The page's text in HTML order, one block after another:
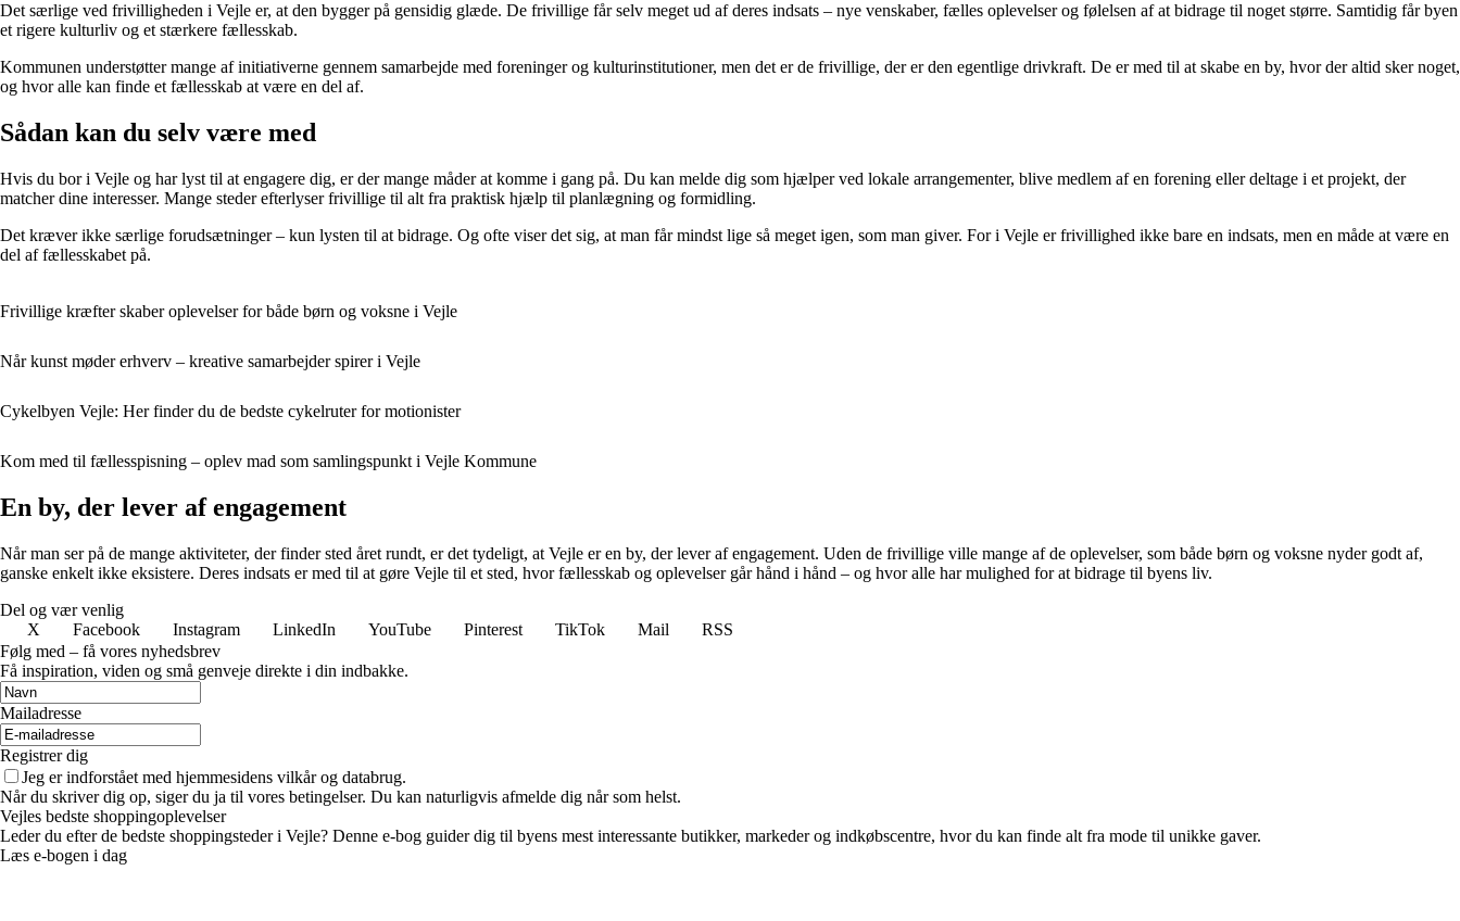
Det særlige ved frivilligheden i Vejle er, at den bygger på gensidig glæde. De frivillige får selv meget ud af deres indsats – nye venskaber, fælles oplevelser og følelsen af at bidrage til noget større. Samtidig får byen
et rigere kulturliv og et stærkere fællesskab.
Kommunen understøtter mange af initiativerne gennem samarbejde med foreninger og kulturinstitutioner, men det er de frivillige, der er den egentlige drivkraft. De er med til at skabe en by, hvor der altid sker noget,
og hvor alle kan finde et fællesskab at være en del af.
Sådan kan du selv være med
Hvis du bor i Vejle og har lyst til at engagere dig, er der mange måder at komme i gang på. Du kan melde dig som hjælper ved lokale arrangementer, blive medlem af en forening eller deltage i et projekt, der
matcher dine interesser. Mange steder efterlyser frivillige til alt fra praktisk hjælp til planlægning og formidling.
Det kræver ikke særlige forudsætninger – kun lysten til at bidrage. Og ofte viser det sig, at man får mindst lige så meget igen, som man giver. For i Vejle er frivillighed ikke bare en indsats, men en måde at være en
del af fællesskabet på.
Frivillige kræfter skaber oplevelser for både børn og voksne i Vejle
Når kunst møder erhverv – kreative samarbejder spirer i Vejle
Cykelbyen Vejle: Her finder du de bedste cykelruter for motionister
Kom med til fællesspisning – oplev mad som samlingspunkt i Vejle Kommune
En by, der lever af engagement
Når man ser på de mange aktiviteter, der finder sted året rundt, er det tydeligt, at Vejle er en by, der lever af engagement. Uden de frivillige ville mange af de oplevelser, som både børn og voksne nyder godt af,
ganske enkelt ikke eksistere. Deres indsats er med til at gøre Vejle til et sted, hvor fællesskab og oplevelser går hånd i hånd – og hvor alle har mulighed for at bidrage til byens liv.
Del og vær venlig
X
Facebook Instagram LinkedIn YouTube Pinterest TikTok Mail
RSS
Følg med – få vores nyhedsbrev
Få inspiration, viden og små genveje direkte i din indbakke.
Mailadresse
Registrer dig
Jeg er indforstået med hjemmesidens vilkår og databrug.
Når du skriver dig op, siger du ja til vores betingelser. Du kan naturligvis afmelde dig når som helst.
Vejles bedste shoppingoplevelser
Leder du efter de bedste shoppingsteder i Vejle? Denne e-bog guider dig til byens mest interessante butikker, markeder og indkøbscentre, hvor du kan finde alt fra mode til unikke gaver.
Læs e-bogen i dag